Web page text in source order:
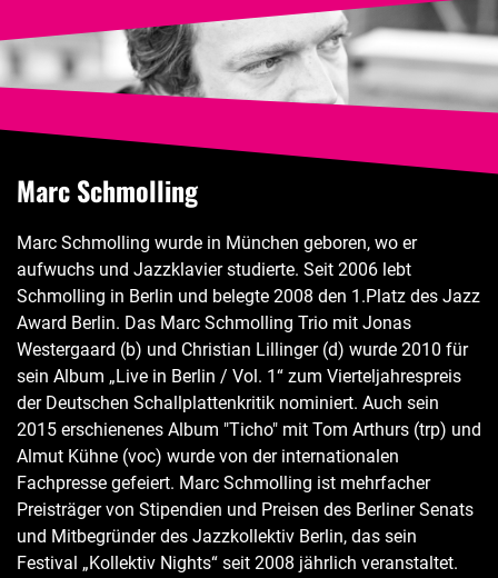
Marc Schmolling
Marc Schmolling wurde in München geboren, wo er
aufwuchs und Jazzklavier studierte. Seit 2006 lebt
Schmolling in Berlin und belegte 2008 den 1.Platz des Jazz
Award Berlin. Das Marc Schmolling Trio mit Jonas
Westergaard (b) und Christian Lillinger (d) wurde 2010 für
sein Album „Live in Berlin / Vol. 1“ zum Vierteljahrespreis
der Deutschen Schallplattenkritik nominiert. Auch sein
2015 erschienenes Album "Ticho" mit Tom Arthurs (trp) und
Almut Kühne (voc) wurde von der internationalen
Fachpresse gefeiert. Marc Schmolling ist mehrfacher
Preisträger von Stipendien und Preisen des Berliner Senats
und Mitbegründer des Jazzkollektiv Berlin, das sein
Festival „Kollektiv Nights“ seit 2008 jährlich veranstaltet.